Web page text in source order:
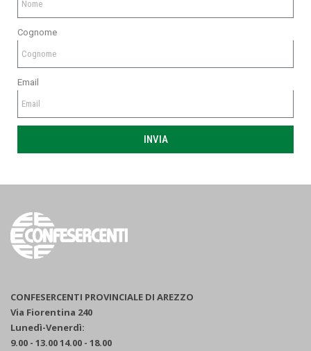
Cognome
Email
INVIA
CONFESERCENTI PROVINCIALE DI AREZZO
Via Fiorentina 240
Lunedì-Venerdì:
9.00 - 13.00 14.00 - 18.00